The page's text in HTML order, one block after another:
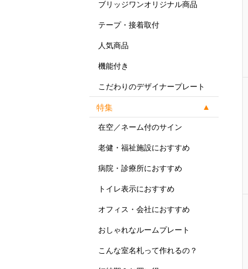
ブリッジワンオリジナル商品
テープ・接着取付
人気商品
機能付き
こだわりのデザイナープレート
特集
在空／ネーム付のサイン
老健・福祉施設におすすめ
病院・診療所におすすめ
トイレ表示におすすめ
オフィス・会社におすすめ
おしゃれなルームプレート
こんな室名札って作れるの？